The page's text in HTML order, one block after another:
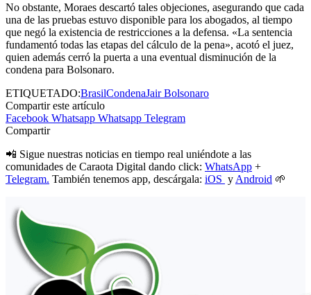
No obstante, Moraes descartó tales objeciones, asegurando que cada
una de las pruebas estuvo disponible para los abogados, al tiempo
que negó la existencia de restricciones a la defensa. «La sentencia
fundamentó todas las etapas del cálculo de la pena», acotó el juez,
quien además cerró la puerta a una eventual disminución de la
condena para Bolsonaro.
ETIQUETADO:BrasilCondenaJair Bolsonaro
Compartir este artículo
Facebook Whatsapp Whatsapp Telegram
Compartir
📲 Sigue nuestras noticias en tiempo real uniéndote a las
comunidades de Caraota Digital dando click: WhatsApp +
Telegram. También tenemos app, descárgala: iOS y Android 🌱